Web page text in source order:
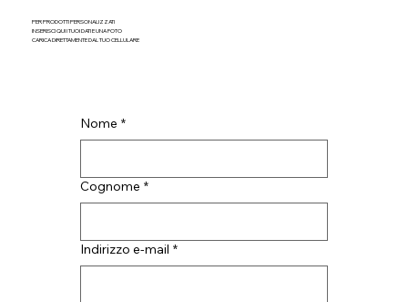
PER PRODOTTI PERSONALIZZATI
INSERISCI QUI I TUOI DATI E UNA FOTO
CARICA DIRETTAMENTE DAL TUO CELLULARE
Nome *
Cognome *
Indirizzo e-mail *